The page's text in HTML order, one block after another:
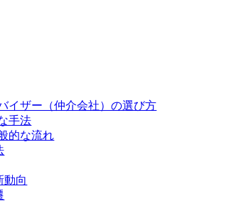
イザー（仲介会社）の選び方
手法
的な流れ
動向